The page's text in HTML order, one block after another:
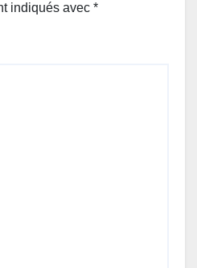
indiqués avec *